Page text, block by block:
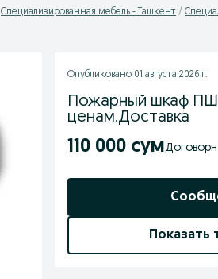
Специализированная мебель - Ташкент
Опубликовано 01 августа 2026 г.
Пожарный шкаф ПШ
ценам.Доставка
110 000 сум
Показать